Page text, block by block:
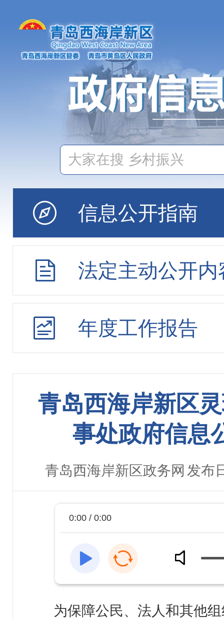
信息公开指南
法定主动公开内
年度工作报告
青岛西海岸新区
事处政府信息
青岛西海岸新区政务网 发布
0:00 / 0:00
为保障公民、法人和其他